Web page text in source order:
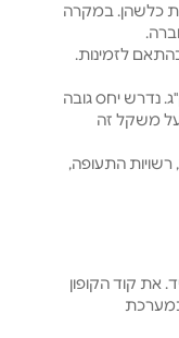
כלשהן. במקרה
לזמינות.
הכרטיס לצונחים עד משקל 89 ק"ג. נדרש יחס גובה
משקל זה
רשויות התעופה,
את קוד הקופון